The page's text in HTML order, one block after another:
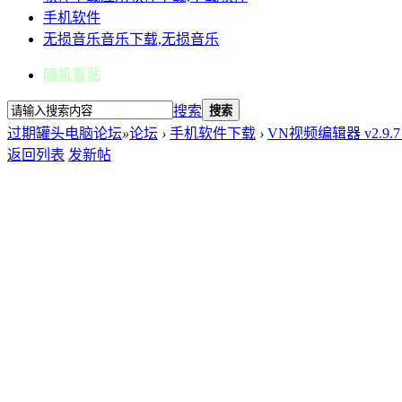
手机软件
无损音乐音乐下载,无损音乐
随机看贴
搜索 搜索
过期罐头电脑论坛»论坛 › 手机软件下载 › VN视频编辑器
返回列表 发新帖